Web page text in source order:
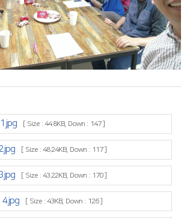
1.jpg [ Size : 44.8KB, Down : 147 ]
[ Size : 48.24KB, Down : 117 ]
[ Size : 43.22KB, Down : 170 ]
4.jpg [ Size : 43KB, Down : 126 ]